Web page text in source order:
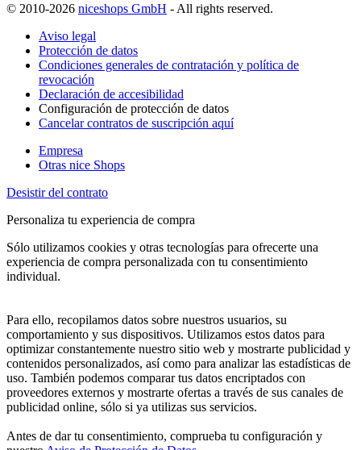
© 2010-2026 niceshops GmbH - All rights reserved.
Aviso legal
Protección de datos
Condiciones generales de contratación y política de
revocación
Declaración de accesibilidad
Configuración de protección de datos
Cancelar contratos de suscripción aquí
Empresa
Otras nice Shops
Desistir del contrato
Personaliza tu experiencia de compra
Sólo utilizamos cookies y otras tecnologías para ofrecerte una
experiencia de compra personalizada con tu consentimiento
individual.
Para ello, recopilamos datos sobre nuestros usuarios, su
comportamiento y sus dispositivos. Utilizamos estos datos para
optimizar constantemente nuestro sitio web y mostrarte publicidad y
contenidos personalizados, así como para analizar las estadísticas de
uso. También podemos comparar tus datos encriptados con
proveedores externos y mostrarte ofertas a través de sus canales de
publicidad online, sólo si ya utilizas sus servicios.
Antes de dar tu consentimiento, comprueba tu configuración y